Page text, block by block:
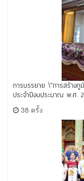
การบรรยาย \"การสร้างภู
ประจำปีงบประมาณ พ.ศ.
38 ครั้ง